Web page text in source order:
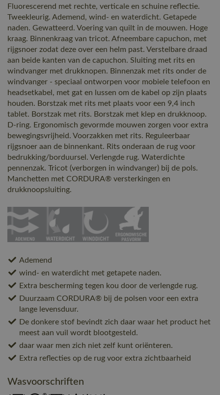
Fluorescerend met rechte, verticale en schuine reflectie.
Tweekleurig. Ademend, wind- en waterdicht. Getapede
naden. Gewatteerd. Voering van quilt in de mouwen. Hoge
kraag. Binnenkraag van tricot. Afneembare capuchon, met
rijgsnoer zodat deze over een helm past. Verstelbare draad
aan beide kanten van de capuchon. Sluiting met rits en
windvanger met drukknopen. Binnenzak met rits onder de
windvanger - speciaal ontworpen voor mobiele telefoon en
headsetkabel, met gat en lussen om de kabel op zijn plaats
houden. Borstzak met rits met plaats voor een 9,4 inch
tablet. Borstzak met rits. Borstzak met klep en drukknoop.
D-ring. Ergonomisch gevormde mouwen zorgen voor extra
bewegingsvrijheid. Voorzakken met rits. Reguleerbaar
rijgsnoer aan de binnenkant. Rits onderaan de rug voor
bedrukking/borduursel. Verlengde rug. Waterdichte
pennenzak. Tricot (verborgen in windvanger) bij de pols.
Manchetten met CORDURA® versterkingen en
drukknoopsluiting.
Ademend
wind- en waterdicht met getapete naden.
Extra bescherming tegen kou door de verlengde rug.
Duurzaam CORDURA® bij de polsen voor een extra
lange levensduur.
De donkere stof bevindt zich daar waar het product het
meest aan vuil wordt blootgesteld.
daar waar men zich niet zelf kunt oriënteren.
Extra reflecties op de rug voor extra zichtbaarheid
Wasvoorschriften